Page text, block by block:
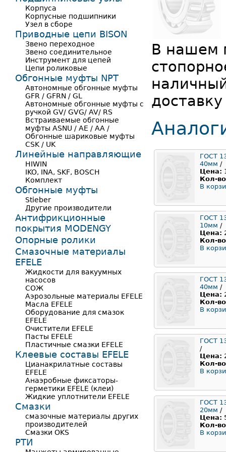
В нашем
ГОСТ
40мм /
Цена:
Кол-
В
ГОСТ
10мм /
Цена:
Кол-
В
ГОСТ
40мм /
Цена:
Кол-
В
ГОСТ
/
Цена:
Кол-
В
ГОСТ
20мм /
Цена:
Кол-
В
Корпуса
Корпусные подшипники
Узел в сборе
Приводные цепи BISON
Звено переходное
Звено соединительное
Инструмент для цепей
Цепи роликовые
Обгонные муфты NPT
Автономные обгонные муфты
GFR / GFRN / GL
Автономные обгонные муфты с
ручкой GV/ GVG/ AV/ RS
Встраиваемые обгонные
муфты ASNU / AE / AA /
Обгонные шариковые муфты
CSK / UK
Линейные направляющие
HIWIN
IKO, INA, SKF, BOSCH
Комплект
Обгонные муфты
Stieber
Другие производители
Антифрикционные
покрытия MODENGY
Опорные ролики
Смазочные материалы
EFELE
Жидкости для вакуумных
насосов
СОЖ
Аэрозольные материалы EFELE
Масла EFELE
Оборудование для смазок
EFELE
Очистители EFELE
Пасты EFELE
Пластичные смазки EFELE
Клеевые составы EFELE
Цианакрилатные составы
EFELE
Анаэробные фиксаторы-
герметики EFELE (клеи)
Жидкие уплотнители EFELE
Смазки
смазочные материалы других
производителей
Смазки OKS
РТИ